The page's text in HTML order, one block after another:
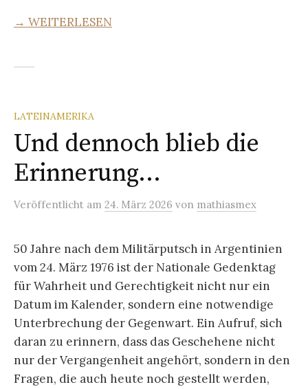
→ WEITERLESEN
LATEINAMERIKA
Und dennoch blieb die
Erinnerung…
Veröffentlicht am 24. März 2026 von mathiasmex
50 Jahre nach dem Militärputsch in Argentinien
vom 24. März 1976 ist der Nationale Gedenktag
für Wahrheit und Gerechtigkeit nicht nur ein
Datum im Kalender, sondern eine notwendige
Unterbrechung der Gegenwart. Ein Aufruf, sich
daran zu erinnern, dass das Geschehene nicht
nur der Vergangenheit angehört, sondern in den
Fragen, die auch heute noch gestellt werden,